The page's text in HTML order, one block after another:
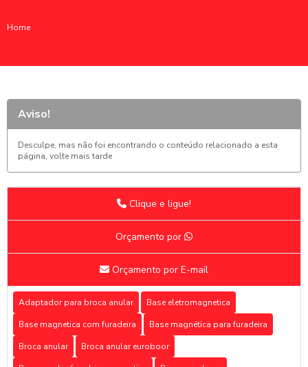
Home
Aviso!
Desculpe, mas não foi encontrando o conteúdo relacionado a esta
página, volte mais tarde
Clique e ligue!
Orçamento por
Orçamento por E-mail
Adaptador para broca anular
Base eletromagnetica
Base magnetica com furadeira
Base magnética para furadeira
Broca anular
Broca anular euroboor